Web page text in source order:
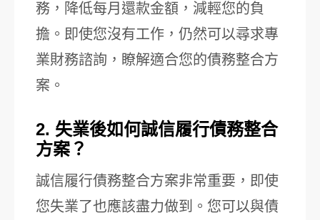
務，降低每月還款金額，減輕您的負
擔。即使您沒有工作，仍然可以尋求專
業財務諮詢，瞭解適合您的債務整合方
案。
2. 失業後如何誠信履行債務整合
方案？
誠信履行債務整合方案非常重要，即使
您失業了也應該盡力做到。您可以與債